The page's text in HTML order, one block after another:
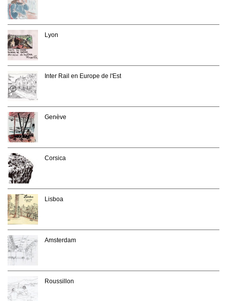
Lyon
Inter Rail en Europe de l'Est
Genève
Corsica
Lisboa
Amsterdam
Roussillon